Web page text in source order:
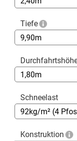
Tiefe
Schneelast
Konstruktion